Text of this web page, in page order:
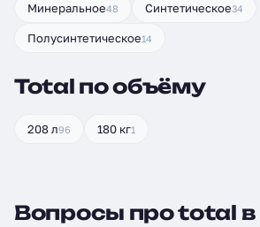
Минеральное48 Синтетическое34
Полусинтетическое14
Total по объёму
208 л96 180 кг1
Вопросы про total в